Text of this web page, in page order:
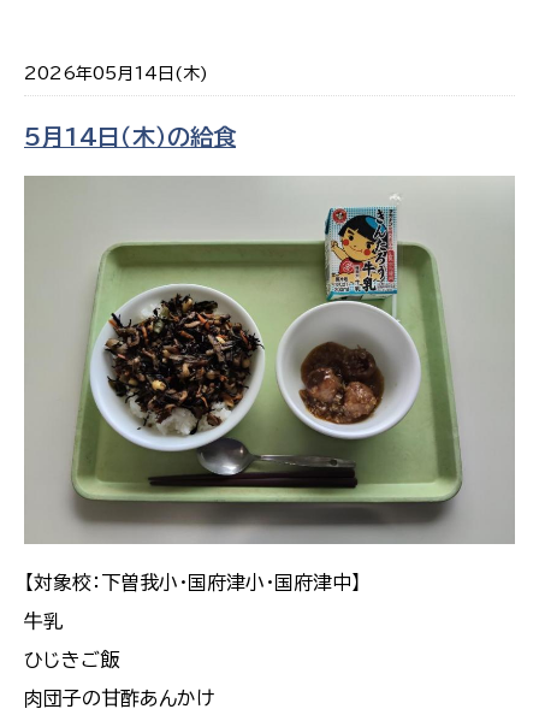
2026年05月14日(木)
5月14日（木）の給食
【対象校：下曽我小・国府津小・国府津中】
牛乳
ひじきご飯
肉団子の甘酢あんかけ